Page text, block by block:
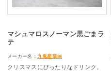
マシュマロスノーマン黒ごまラ
テ
メーカー名： 九鬼産業㈱
クリスマスにぴったりなドリンク。